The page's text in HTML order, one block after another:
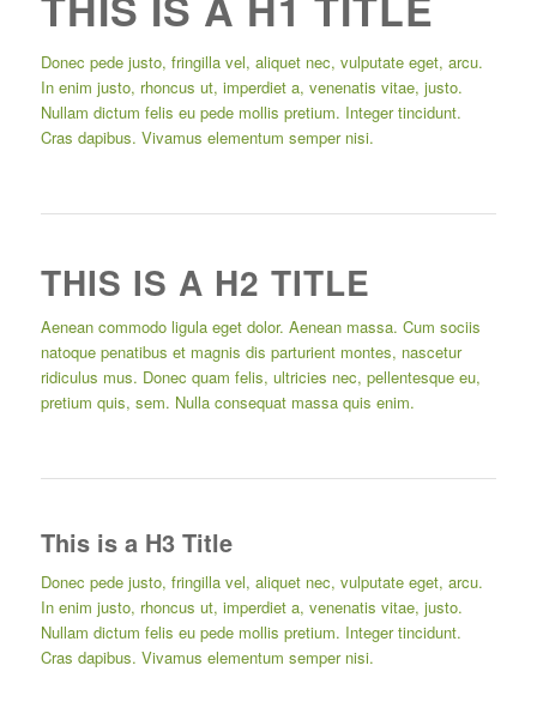
Donec pede justo, fringilla vel, aliquet nec, vulputate eget, arcu.
In enim justo, rhoncus ut, imperdiet a, venenatis vitae, justo.
Nullam dictum felis eu pede mollis pretium. Integer tincidunt.
Cras dapibus. Vivamus elementum semper nisi.
THIS IS A H2 TITLE
Aenean commodo ligula eget dolor. Aenean massa. Cum sociis
natoque penatibus et magnis dis parturient montes, nascetur
ridiculus mus. Donec quam felis, ultricies nec, pellentesque eu,
pretium quis, sem. Nulla consequat massa quis enim.
This is a H3 Title
Donec pede justo, fringilla vel, aliquet nec, vulputate eget, arcu.
In enim justo, rhoncus ut, imperdiet a, venenatis vitae, justo.
Nullam dictum felis eu pede mollis pretium. Integer tincidunt.
Cras dapibus. Vivamus elementum semper nisi.